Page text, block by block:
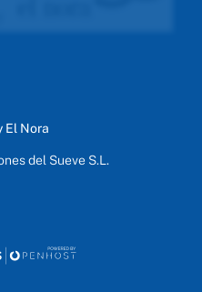
El Nora
del Sueve S.L.